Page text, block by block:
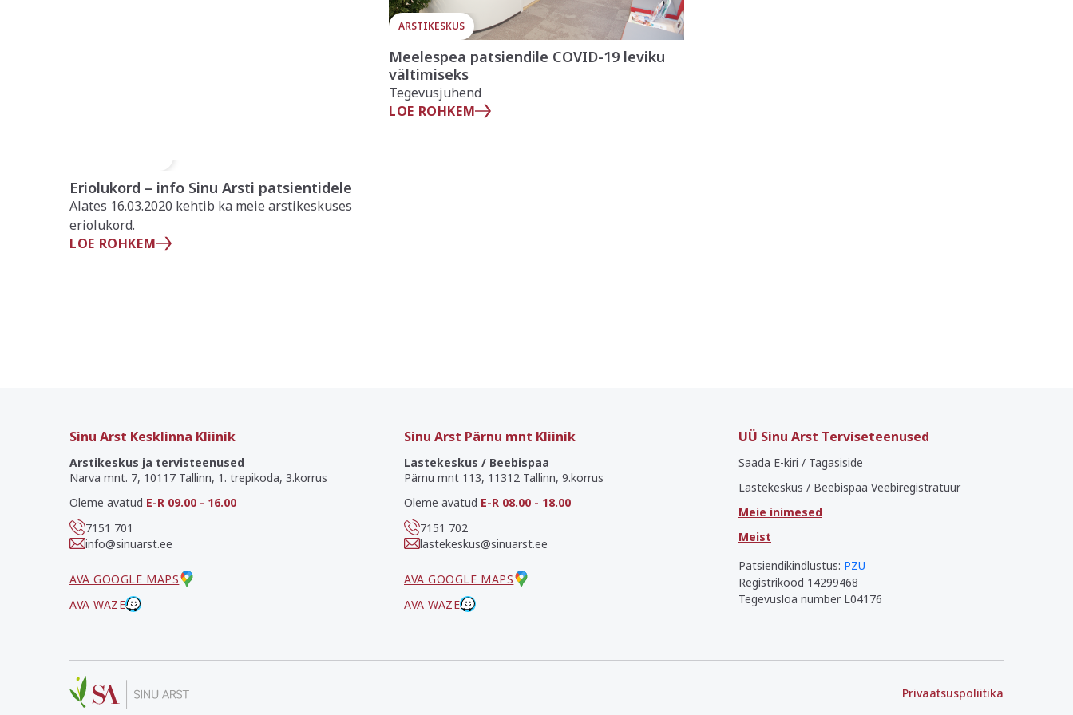
ARSTIKESKUS
Meelespea patsiendile COVID-19 leviku
vältimiseks
Tegevusjuhend
LOE ROHKEM
UNCATEGORIZED
Eriolukord – info Sinu Arsti patsientidele
Alates 16.03.2020 kehtib ka meie arstikeskuses
eriolukord.
LOE ROHKEM
Sinu Arst Kesklinna Kliinik
Arstikeskus ja tervisteenused
Narva mnt. 7, 10117 Tallinn, 1. trepikoda, 3.korrus
Oleme avatud E-R 09.00 - 16.00
7151 701
info@sinuarst.ee
AVA GOOGLE MAPS
AVA WAZE
Sinu Arst Pärnu mnt Kliinik
Lastekeskus / Beebispaa
Pärnu mnt 113, 11312 Tallinn, 9.korrus
Oleme avatud E-R 08.00 - 18.00
7151 702
lastekeskus@sinuarst.ee
AVA GOOGLE MAPS
AVA WAZE
UÜ Sinu Arst Terviseteenused
Saada E-kiri / Tagasiside
Lastekeskus / Beebispaa Veebiregistratuur
Meie inimesed
Meist
Patsiendikindlustus: PZU
Registrikood 14299468
Tegevusloa number L04176
Privaatsuspoliitika